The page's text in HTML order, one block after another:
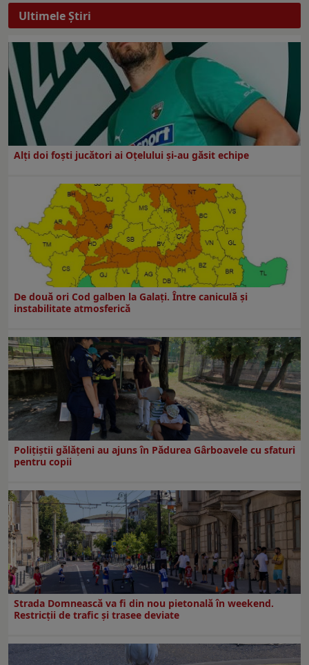
Ultimele Ştiri
Alți doi foști jucători ai Oțelului și-au găsit echipe
De două ori Cod galben la Galaţi. Între caniculă şi
instabilitate atmosferică
Polițiștii gălățeni au ajuns în Pădurea Gârboavele cu sfaturi
pentru copii
Strada Domnească va fi din nou pietonală în weekend.
Restricţii de trafic şi trasee deviate